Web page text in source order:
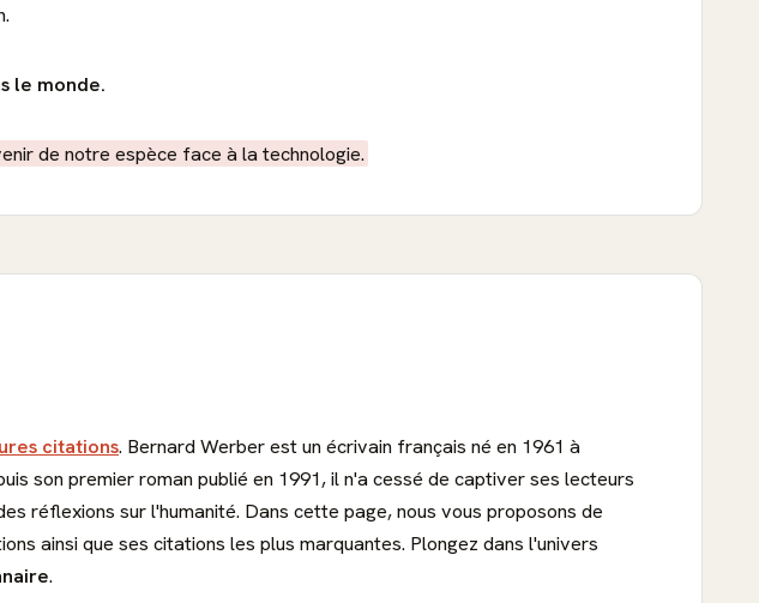
le monde.
de notre espèce face à la technologie.
citations. Bernard Werber est un écrivain français né en 1961 à
son premier roman publié en 1991, il n'a cessé de captiver ses lecteurs
réflexions sur l'humanité. Dans cette page, nous vous proposons de
ainsi que ses citations les plus marquantes. Plongez dans l'univers
.